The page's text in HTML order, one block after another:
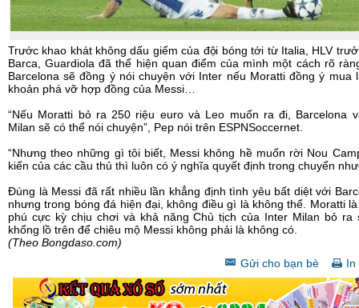
Trước khao khát không dấu giếm của đội bóng tới từ Italia, HLV
Barca, Guardiola đã thể hiện quan điểm của mình một cách rõ
Barcelona sẽ đồng ý nói chuyện với Inter nếu Moratti đồng ý mua
khoản phá vỡ hợp đồng của Messi…
“Nếu Moratti bỏ ra 250 riệu euro và Leo muốn ra đi, Barcelona
Milan sẽ có thể nói chuyện”, Pep nói trên ESPNSoccernet.
“Nhưng theo những gì tôi biết, Messi không hề muốn rời Nou
kiến của các cầu thủ thì luôn có ý nghĩa quyết định trong chuyển
Đúng là Messi đã rất nhiều lần khẳng định tình yêu bất diệt với
nhưng trong bóng đá hiện đại, không điều gì là không thể. Moratti
phú cực kỳ chịu chơi và khả năng Chủ tịch của Inter Milan bỏ ra
khổng lồ trên để chiêu mộ Messi không phải là không có.
(Theo Bongdaso.com)
Gửi cho bạn bè
In